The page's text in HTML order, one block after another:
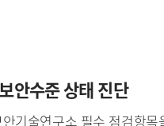
안수준 상태 진단
기술연구소 필수 점검항